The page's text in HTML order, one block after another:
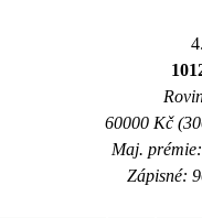
60000 Kč
Maj.
Zápisné: